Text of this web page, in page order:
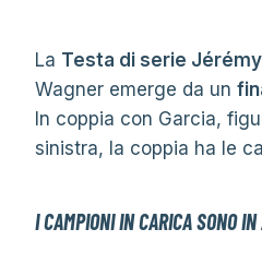
La Testa di serie
Wagner emerge da un
In coppia con Garcia,
sinistra, la coppia ha le
I CAMPIONI IN CARICA SONO IN